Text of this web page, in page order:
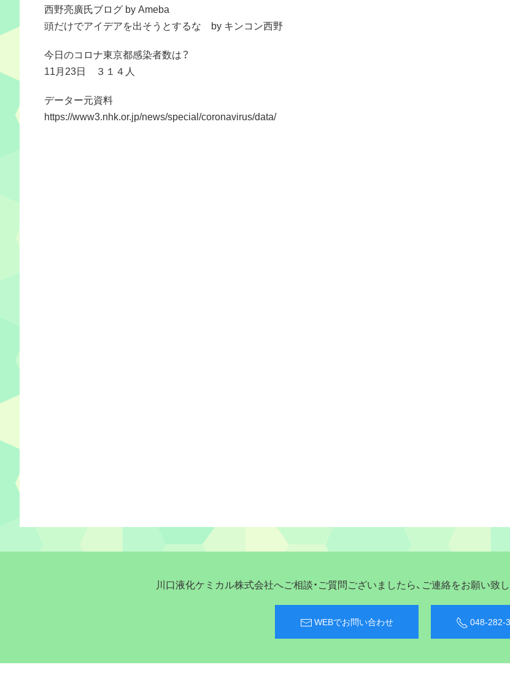
西野亮廣氏ブログ by Ameba
頭だけでアイデアを出そうとするな by キンコン西野
今日のコロナ東京都感染者数は？
11月23日 ３１４人
データー元資料
https://www3.nhk.or.jp/news/special/coronavirus/data/
川口液化ケミカル株式会社へご相談・ご質問ございましたら、ご連絡をお願い致
WEBでお問い合わせ 048-282-